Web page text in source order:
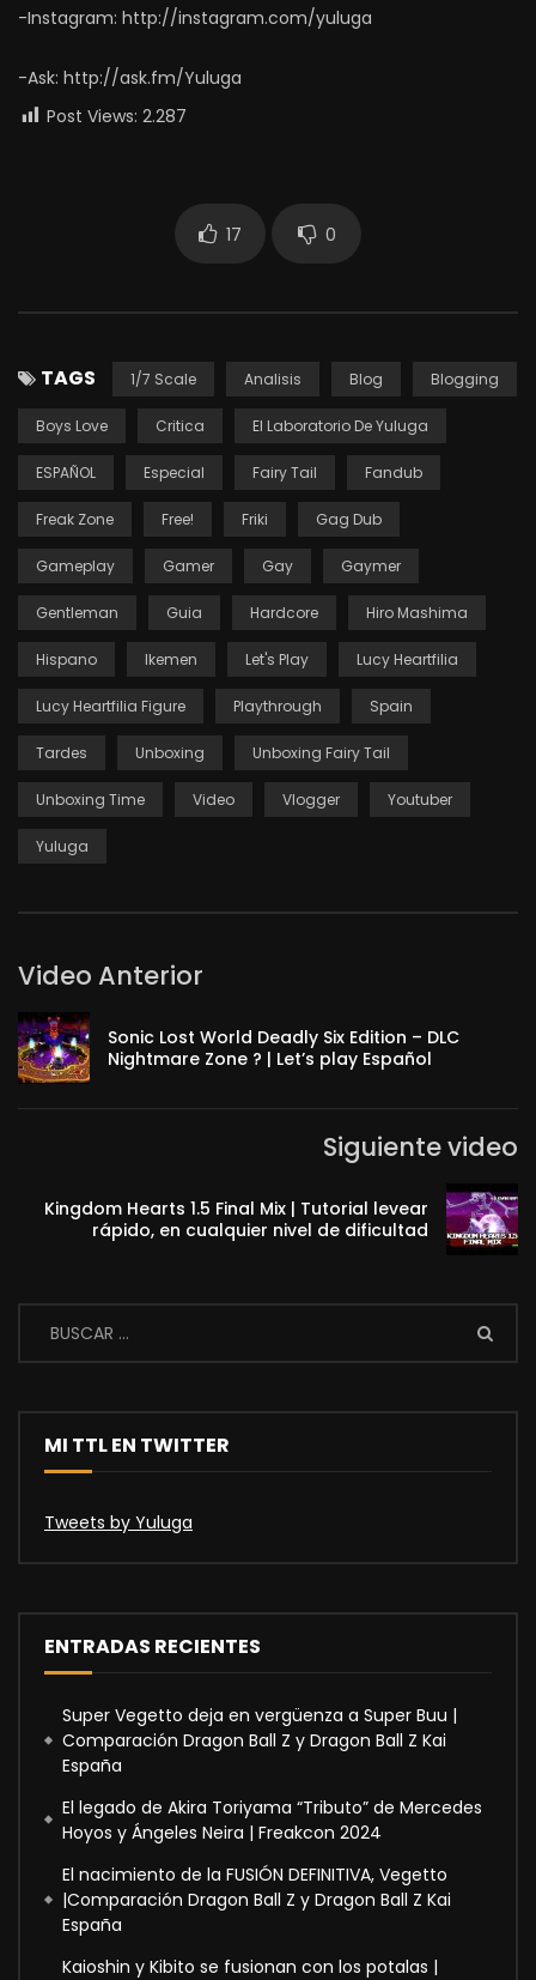
-Instagram: http://instagram.com/yuluga
-Ask: http://ask.fm/Yuluga
Post Views: 2.287
17 0
TAGS 1/7 Scale Analisis Blog Blogging
Boys Love Critica El Laboratorio De Yuluga
ESPAÑOL Especial Fairy Tail Fandub
Freak Zone Free! Friki Gag Dub
Gameplay Gamer Gay Gaymer
Gentleman Guia Hardcore Hiro Mashima
Hispano Ikemen Let's Play Lucy Heartfilia
Lucy Heartfilia Figure Playthrough Spain
Tardes Unboxing Unboxing Fairy Tail
Unboxing Time Video Vlogger Youtuber
Yuluga
Video Anterior
Sonic Lost World Deadly Six Edition – DLC
Nightmare Zone ? | Let’s play Español
Siguiente video
Kingdom Hearts 1.5 Final Mix | Tutorial levear
rápido, en cualquier nivel de dificultad
MI TTL EN TWITTER
Tweets by Yuluga
ENTRADAS RECIENTES
Super Vegetto deja en vergüenza a Super Buu |
Comparación Dragon Ball Z y Dragon Ball Z Kai
España
El legado de Akira Toriyama “Tributo” de Mercedes
Hoyos y Ángeles Neira | Freakcon 2024
El nacimiento de la FUSIÓN DEFINITIVA, Vegetto
|Comparación Dragon Ball Z y Dragon Ball Z Kai
España
Kaioshin y Kibito se fusionan con los potalas |